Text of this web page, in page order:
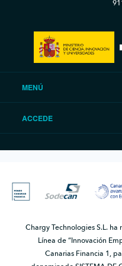
MENÚ
ACCEDE
Chargy Technologies S.L.
Línea de “Innovación
Canarias Financia 1,